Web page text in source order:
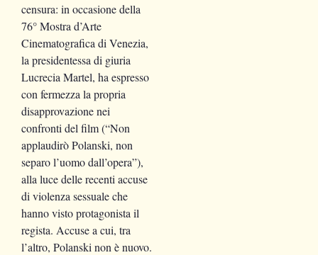
censura: in occasione della
76° Mostra d’Arte
Cinematografica di Venezia,
la presidentessa di giuria
Lucrecia Martel, ha espresso
con fermezza la propria
disapprovazione nei
confronti del film (“Non
applaudirò Polanski, non
separo l’uomo dall’opera”),
alla luce delle recenti accuse
di violenza sessuale che
hanno visto protagonista il
regista. Accuse a cui, tra
l’altro, Polanski non è nuovo.